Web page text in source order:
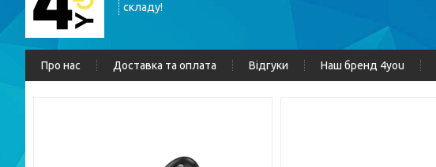
складу!
Про нас Доставка та оплата Відгуки Наш бренд 4you